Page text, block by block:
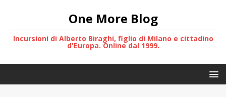
One More Blog
Incursioni di Alberto Biraghi, figlio di Milano e cittadino
d'Europa. Online dal 1999.